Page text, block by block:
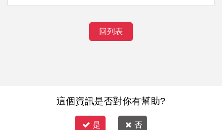
回列表
這個資訊是否對你有幫助?
是 否